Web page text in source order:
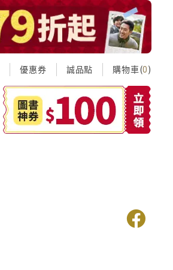
優惠券 誠品點 購物車(0)